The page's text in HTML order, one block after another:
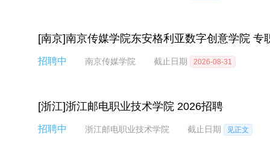
[南京]南京传媒学院东安格利亚数字创意学院 专
招聘中 南京传媒学院 截止日期 2026-08-31
[浙江]浙江邮电职业技术学院 2026招聘
招聘中 浙江邮电职业技术学院 截止日期 见正文